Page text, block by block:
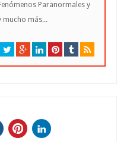
Paranormales y
mucho más...